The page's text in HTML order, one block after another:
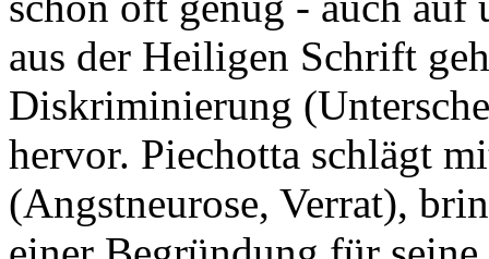
aus der Heiligen Schrift
Diskriminierung
hervor. Piechotta schlägt
(Angstneurose, Verrat),